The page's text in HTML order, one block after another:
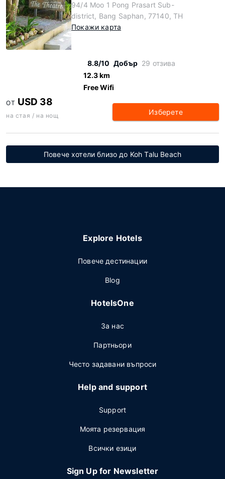
94/4 Moo 1 Pong Prasart Sub-
district, Bang Saphan, 77140, TH
Покажи карта
8.8/10 Добър 29 отзива
12.3 km
Free Wifi
ОТ USD 38
на стая / на нощ Изберете
Повече хотели близо до Koh Talu Beach
Explore Hotels
Повече дестинации
Blog
HotelsOne
За нас
Партньори
Често задавани въпроси
Help and support
Support
Моята резервация
Всички езици
Sign Up for Newsletter